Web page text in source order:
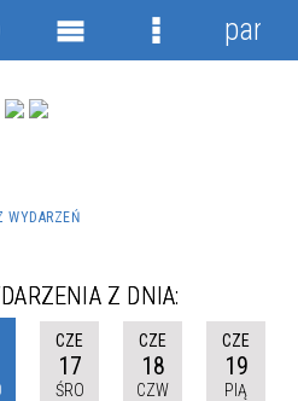
WYDARZEŃ
Z DNIA:
CZE
17
ŚRO
CZE
18
CZW
CZE
19
PIĄ
Menu
Menu
panel